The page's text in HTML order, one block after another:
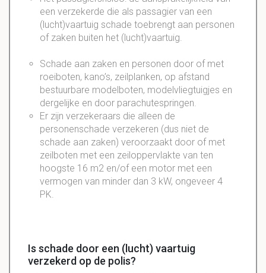
een verzekerde die als passagier van een
(lucht)vaartuig schade toebrengt aan personen
of zaken buiten het (lucht)vaartuig.
Schade aan zaken en personen door of met
roeiboten, kano’s, zeilplanken, op afstand
bestuurbare modelboten, modelvliegtuigjes en
dergelijke en door parachutespringen.
Er zijn verzekeraars die alleen de
personenschade verzekeren (dus niet de
schade aan zaken) veroorzaakt door of met
zeilboten met een zeiloppervlakte van ten
hoogste 16 m2 en/of een motor met een
vermogen van minder dan 3 kW, ongeveer 4
PK.
Is schade door een (lucht) vaartuig
verzekerd op de polis?